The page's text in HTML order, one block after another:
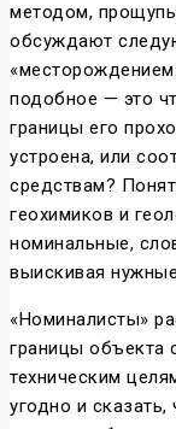
методом,
обсуждают
подобное — это
границы его
устроена, или
средствам?
геохимиков и
номинальные,
выискивая
«Номиналисты»
границы объекта
техническим
угодно и